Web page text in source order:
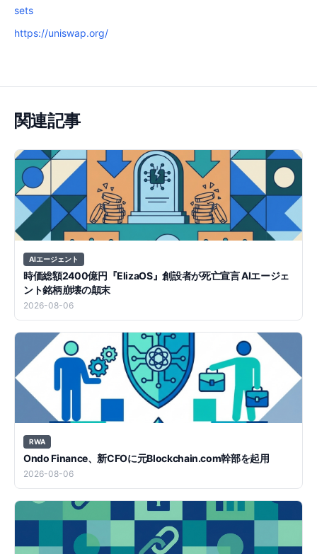
sets
https://uniswap.org/
関連記事
AIエージェント
時価総額2400億円『ElizaOS』創設者が死亡宣言 AIエージェ
ント銘柄崩壊の顛末
2026-08-06
RWA
Ondo Finance、新CFOに元Blockchain.com幹部を起用
2026-08-06